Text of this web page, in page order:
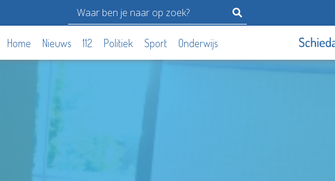
Home Nieuws 112 Politiek Sport Onderwijs